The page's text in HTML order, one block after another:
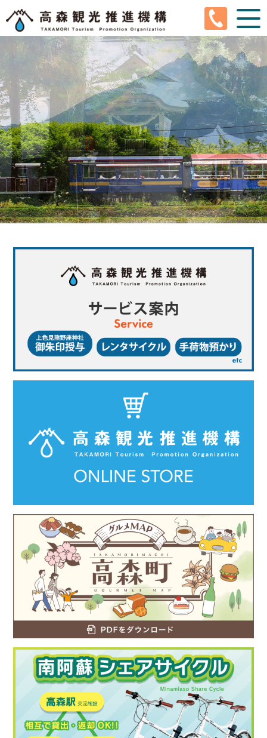
Ja Ko Ch Tw
高森町とは
高森観光推進機構とは
観光情報
イベントカレンダー
ぐるちゃり
アクティビティ
新着情報
お問い合わせ